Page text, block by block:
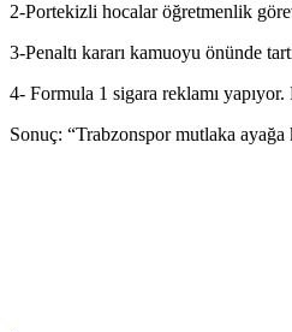
2-Portekizli hocalar öğretmenlik
3-Penaltı kararı kamuoyu önünde
4- Formula 1 sigara reklamı
Sonuç: “Trabzonspor mutlaka ayağa